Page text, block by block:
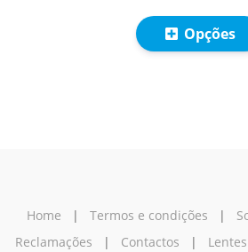
Opções
Home | Termos e condições |
Reclamações | Contactos |